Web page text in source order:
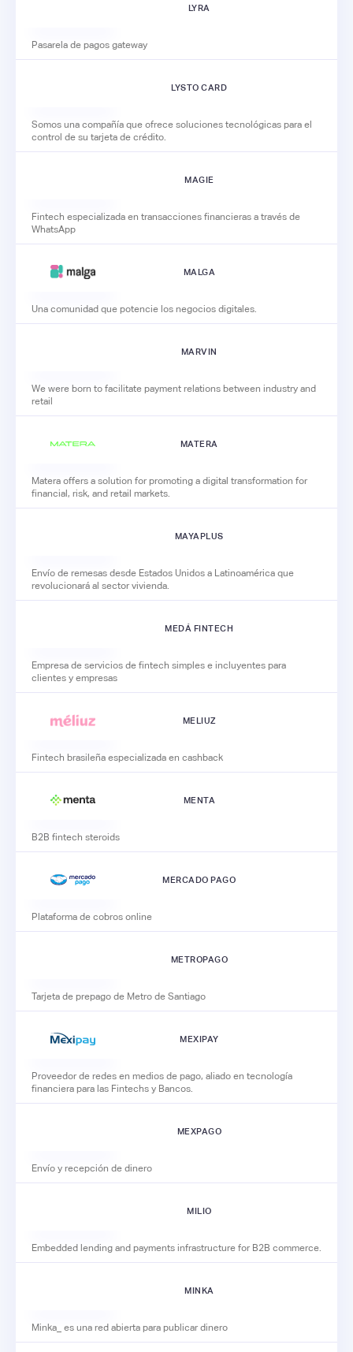
LYRA
Pasarela de pagos gateway
LYSTO CARD
Somos una compañía que ofrece soluciones tecnológicas para el
control de su tarjeta de crédito.
MAGIE
Fintech especializada en transacciones financieras a través de
WhatsApp
MALGA
Una comunidad que potencie los negocios digitales.
MARVIN
We were born to facilitate payment relations between industry and
retail
MATERA
Matera offers a solution for promoting a digital transformation for
financial, risk, and retail markets.
MAYAPLUS
Envío de remesas desde Estados Unidos a Latinoamérica que
revolucionará al sector vivienda.
MEDÁ FINTECH
Empresa de servicios de fintech simples e incluyentes para
clientes y empresas
MELIUZ
Fintech brasileña especializada en cashback
MENTA
B2B fintech steroids
MERCADO PAGO
Plataforma de cobros online
METROPAGO
Tarjeta de prepago de Metro de Santiago
MEXIPAY
Proveedor de redes en medios de pago, aliado en tecnología
financiera para las Fintechs y Bancos.
MEXPAGO
Envío y recepción de dinero
MILIO
Embedded lending and payments infrastructure for B2B commerce.
MINKA
Minka_ es una red abierta para publicar dinero